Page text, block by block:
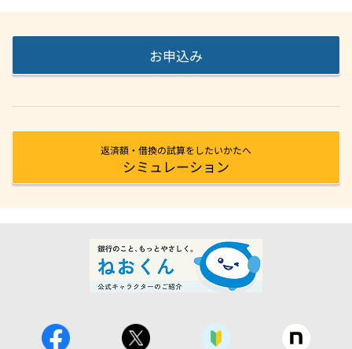
お申込み
返済額・借換の試算をしたいかたへ
シミュレーション